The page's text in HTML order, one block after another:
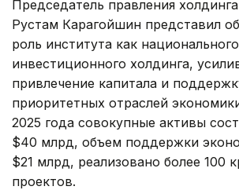
Председатель правления
Рустам Карагойшин представил
роль института как национального
инвестиционного холдинга,
привлечение капитала и
приоритетных отраслей
2025 года совокупные активы
$40 млрд, объем поддержки
$21 млрд, реализовано более 100
проектов.